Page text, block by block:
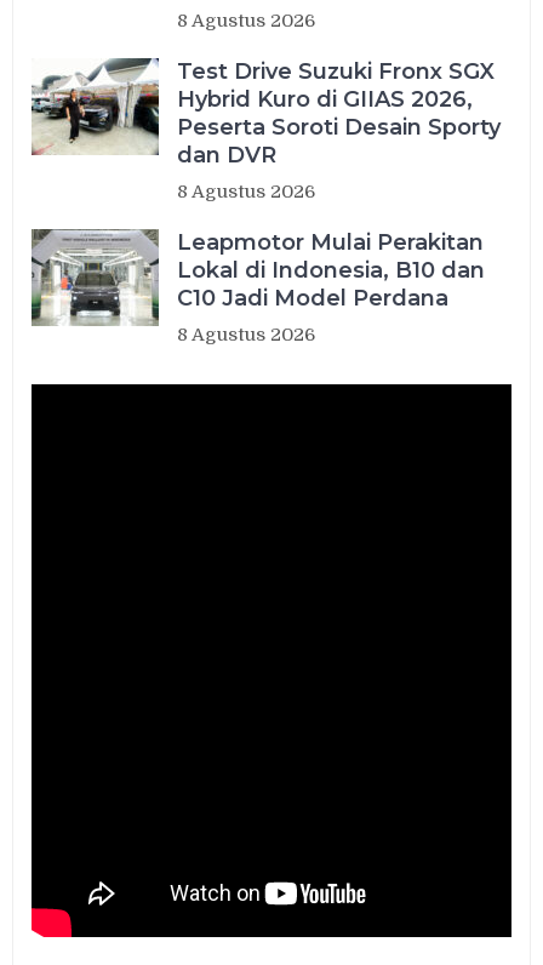
8 Agustus 2026
Test Drive Suzuki Fronx SGX
Hybrid Kuro di GIIAS 2026,
Peserta Soroti Desain Sporty
dan DVR
8 Agustus 2026
Leapmotor Mulai Perakitan
Lokal di Indonesia, B10 dan
C10 Jadi Model Perdana
8 Agustus 2026